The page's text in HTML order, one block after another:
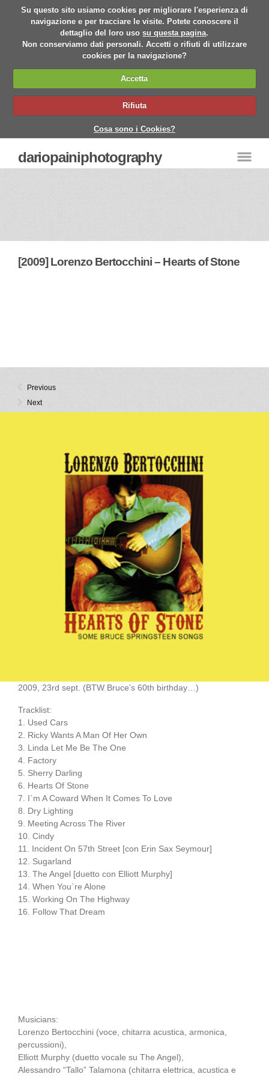
Su questo sito usiamo cookies per migliorare l'esperienza di
navigazione e per tracciare le visite. Potete conoscere il
dettaglio del loro usosu questa pagina.
Non conserviamo dati personali. Accetti o rifiuti di utilizzare
cookies per la navigazione?
Accetta
Rifiuta
Cosa sono i Cookies?
dariopainiphotography
[2009] Lorenzo Bertocchini – Hearts of Stone
Previous
Next
2009, 23rd sept. (BTW Bruce’s 60th birthday…)
Tracklist:
1. Used Cars
2. Ricky Wants A Man Of Her Own
3. Linda Let Me Be The One
4. Factory
5. Sherry Darling
6. Hearts Of Stone
7. I`m A Coward When It Comes To Love
8. Dry Lighting
9. Meeting Across The River
10. Cindy
11. Incident On 57th Street [con Erin Sax Seymour]
12. Sugarland
13. The Angel [duetto con Elliott Murphy]
14. When You`re Alone
15. Working On The Highway
16. Follow That Dream
Musicians:
Lorenzo Bertocchini (voce, chitarra acustica, armonica,
percussioni),
Elliott Murphy (duetto vocale su The Angel),
Alessandro “Tallo” Talamona (chitarra elettrica, acustica e